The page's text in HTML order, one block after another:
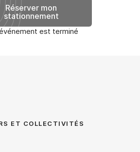
Réserver mon
stationnement
est terminé
ET COLLECTIVITÉS